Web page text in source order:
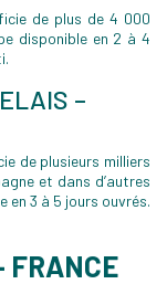
de plus de 4 000
disponible en 2 à 4
–
de plusieurs milliers
et dans d’autres
en 3 à 5 jours ouvrés.
FRANCE